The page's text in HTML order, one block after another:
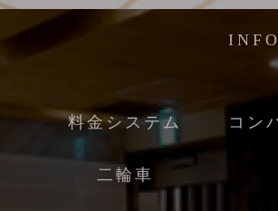
料金システム コン
二輪車